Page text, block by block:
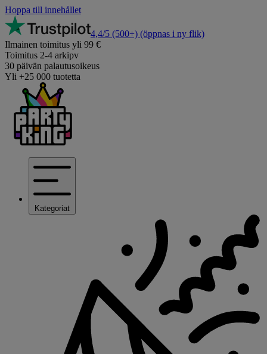
Hoppa till innehållet
4,4/5 (500+) (öppnas i ny flik)
Ilmainen toimitus yli 99 €
Toimitus 2-4 arkipv
30 päivän palautusoikeus
Yli +25 000 tuotetta
Kategoriat